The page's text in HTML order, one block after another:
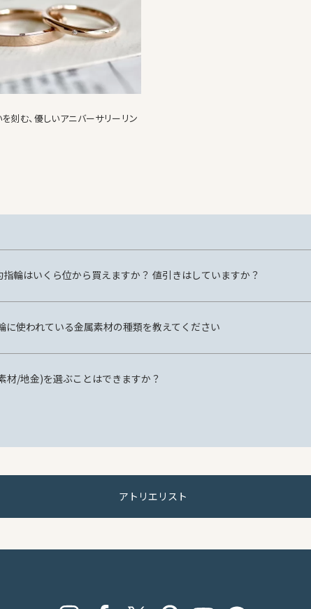
刻む、優しいアニバーサリーリン
輪はいくら位から買えますか？ 値引きはしていますか？
に使われている金属素材の種類を教えてください
材/地金)を選ぶことはできますか？
アトリエリスト